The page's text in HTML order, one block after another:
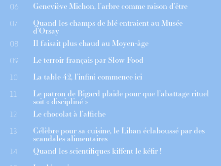
06 Geneviève Michon, l’arbre comme raison d’être
07 Quand les champs de blé entraient au Musée
d’Orsay
08 Il faisait plus chaud au Moyen-âge
09 Le terroir français par Slow Food
10 La table 42, l’infini commence ici
11 Le patron de Bigard plaide pour que l’abattage rituel
soit « discipliné »
12 Le chocolat à l’affiche
13 Célèbre pour sa cuisine, le Liban éclaboussé par des
scandales alimentaires
14 Quand les scientifiques kiffent le kéfir !